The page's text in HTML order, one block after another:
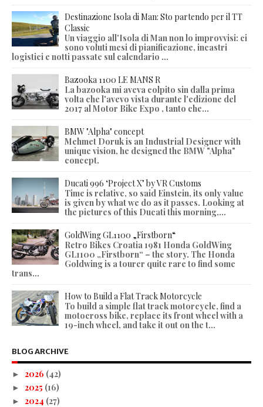
Destinazione Isola di Man: Sto partendo per il TT
Classic
Un viaggio all'Isola di Man non lo improvvisi: ci
sono voluti mesi di pianificazione, incastri
logistici e notti passate sul calendario ...
Bazooka 1100 LE MANS R
La bazooka mi aveva colpito sin dalla prima
volta che l'avevo vista durante l'edizione del
2017 al Motor Bike Expo , tanto che...
BMW "Alpha" concept
Mehmet Doruk is an Industrial Designer with
unique vision, he designed the BMW "Alpha"
concept.
Ducati 996 ‘Project X’ by VR Customs
Time is relative, so said Einstein, its only value
is given by what we do as it passes. Looking at
the pictures of this Ducati this morning,...
GoldWing GL1100 „Firstborn“
Retro Bikes Croatia 1981 Honda GoldWing
GL1100 „Firstborn“ – the story. The Honda
Goldwing is a tourer quite rare to find some
trans...
How to Build a Flat Track Motorcycle
To build a simple flat track motorcycle, find a
motocross bike, replace its front wheel with a
19-inch wheel, and take it out on the t...
BLOG ARCHIVE
► 2026 (42)
► 2025 (16)
► 2024 (27)